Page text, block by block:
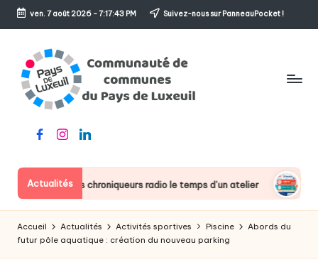
Skip
content
ven. 7 août 2026-7:17:43 PM Suivez-nous sur PanneauPocket !
m
m
u
n
sens
l'accueil
FacebookInstagramLinkedin
Actualités
deviennent des chroniqueurs radio le temps d’un atelier
Accueil Actualités Activités sportives Piscine
Abords du
futur pôle aquatique : création du nouveau parking